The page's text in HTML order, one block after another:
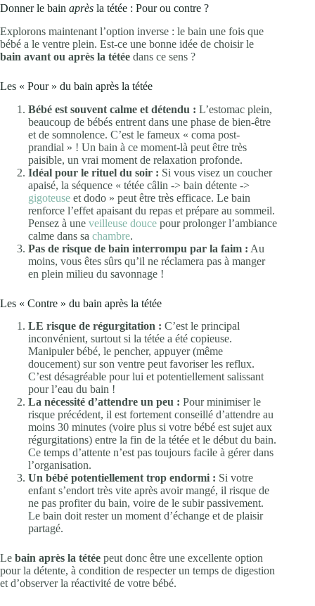
Donner le bain après la tétée : Pour ou contre ?
Explorons maintenant l’option inverse : le bain une fois que
bébé a le ventre plein. Est-ce une bonne idée de choisir le
bain avant ou après la tétée dans ce sens ?
Les « Pour » du bain après la tétée
Bébé est souvent calme et détendu : L’estomac plein,
beaucoup de bébés entrent dans une phase de bien-être
et de somnolence. C’est le fameux « coma post-
prandial » ! Un bain à ce moment-là peut être très
paisible, un vrai moment de relaxation profonde.
Idéal pour le rituel du soir : Si vous visez un coucher
apaisé, la séquence « tétée câlin -> bain détente ->
gigoteuse et dodo » peut être très efficace. Le bain
renforce l’effet apaisant du repas et prépare au sommeil.
Pensez à une veilleuse douce pour prolonger l’ambiance
calme dans sa chambre.
Pas de risque de bain interrompu par la faim : Au
moins, vous êtes sûrs qu’il ne réclamera pas à manger
en plein milieu du savonnage !
Les « Contre » du bain après la tétée
LE risque de régurgitation : C’est le principal
inconvénient, surtout si la tétée a été copieuse.
Manipuler bébé, le pencher, appuyer (même
doucement) sur son ventre peut favoriser les reflux.
C’est désagréable pour lui et potentiellement salissant
pour l’eau du bain !
La nécessité d’attendre un peu : Pour minimiser le
risque précédent, il est fortement conseillé d’attendre au
moins 30 minutes (voire plus si votre bébé est sujet aux
régurgitations) entre la fin de la tétée et le début du bain.
Ce temps d’attente n’est pas toujours facile à gérer dans
l’organisation.
Un bébé potentiellement trop endormi : Si votre
enfant s’endort très vite après avoir mangé, il risque de
ne pas profiter du bain, voire de le subir passivement.
Le bain doit rester un moment d’échange et de plaisir
partagé.
Le bain après la tétée peut donc être une excellente option
pour la détente, à condition de respecter un temps de digestion
et d’observer la réactivité de votre bébé.